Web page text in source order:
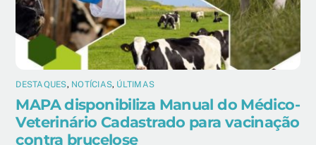
DESTAQUES, NOTÍCIAS, ÚLTIMAS
MAPA disponibiliza Manual do Médico-
Veterinário Cadastrado para vacinação
contra brucelose